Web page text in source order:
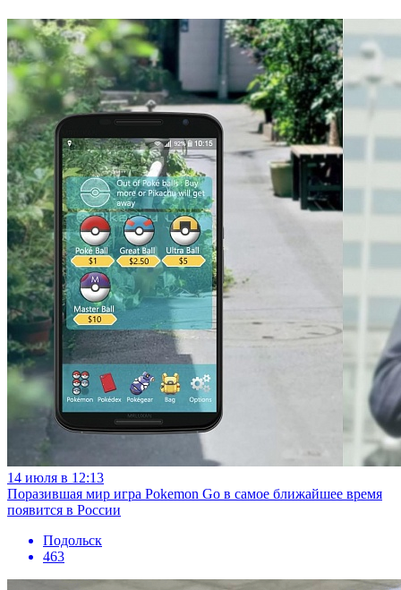
14 июля в 12:13
Поразившая мир игра Pokemon Go в самое ближайшее время
появится в России
Подольск
463